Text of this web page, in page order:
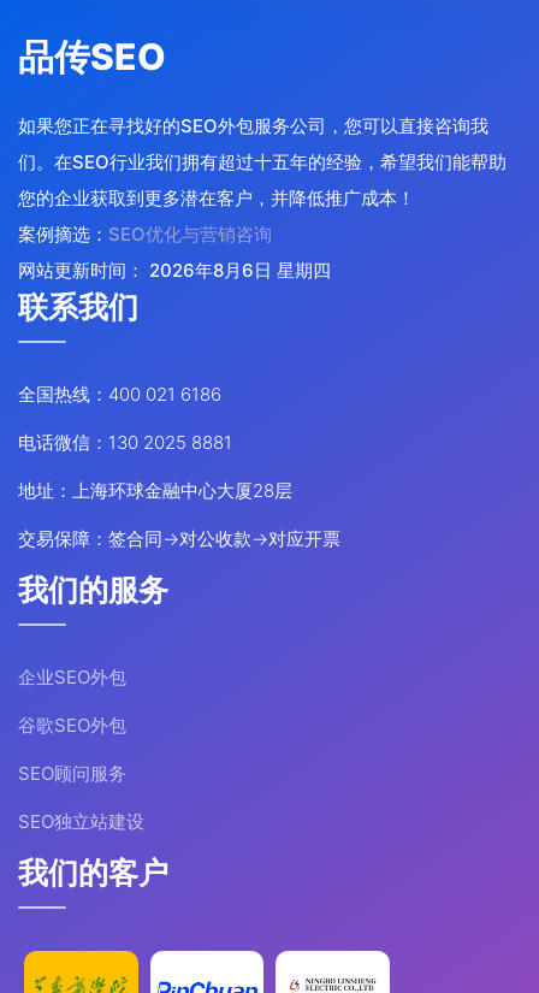
品传SEO
如果您正在寻找好的SEO外包服务公司，您可以直接咨询我
们。在SEO行业我们拥有超过十五年的经验，希望我们能帮助
您的企业获取到更多潜在客户，并降低推广成本！
案例摘选： SEO优化与营销咨询
网站更新时间： 2026年8月6日 星期四
联系我们
全国热线：400 021 6186
电话微信：130 2025 8881
地址：上海环球金融中心大厦28层
交易保障：签合同→对公收款→对应开票
我们的服务
企业SEO外包
谷歌SEO外包
SEO顾问服务
SEO独立站建设
我们的客户